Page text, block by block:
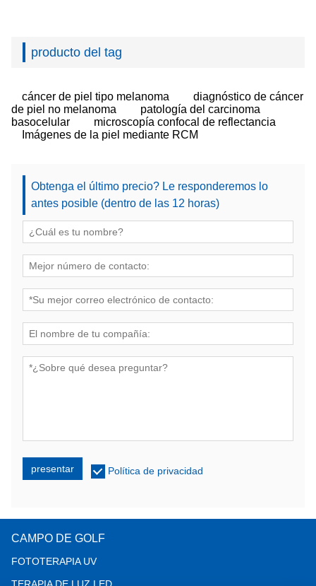
producto del tag
cáncer de piel tipo melanoma
diagnóstico de cáncer
de piel no melanoma
patología del carcinoma
basocelular
microscopía confocal de reflectancia
Imágenes de la piel mediante RCM
Obtenga el último precio? Le responderemos lo
antes posible (dentro de las 12 horas)
presentar Política de privacidad
CAMPO DE GOLF
FOTOTERAPIA UV
TERAPIA DE LUZ LED